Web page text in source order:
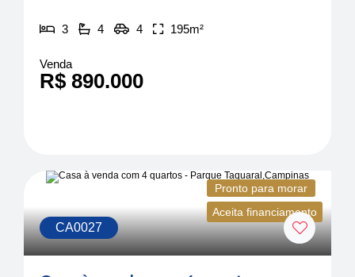
3 4 4 195m²
Venda
R$ 890.000
Pronto para morar
Aceita financiamento
CA0027